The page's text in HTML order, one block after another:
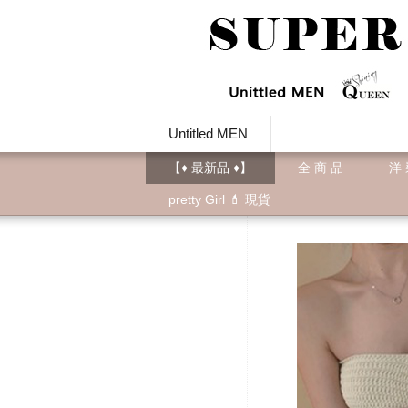
Untitled MEN
【♦ 最新品 ♦】 全 商 品 洋
pretty Girl 💄 現貨